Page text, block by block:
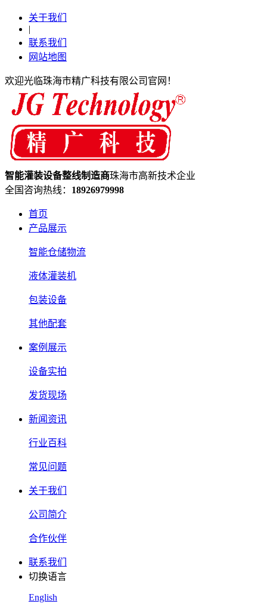
关于我们
|
联系我们
网站地图
欢迎光临珠海市精广科技有限公司官网！
智能灌装设备整线制造商珠海市高新技术企业
全国咨询热线： 18926979998
首页
产品展示
智能仓储物流
液体灌装机
包装设备
其他配套
案例展示
设备实拍
发货现场
新闻资讯
行业百科
常见问题
关于我们
公司简介
合作伙伴
联系我们
切换语言
English